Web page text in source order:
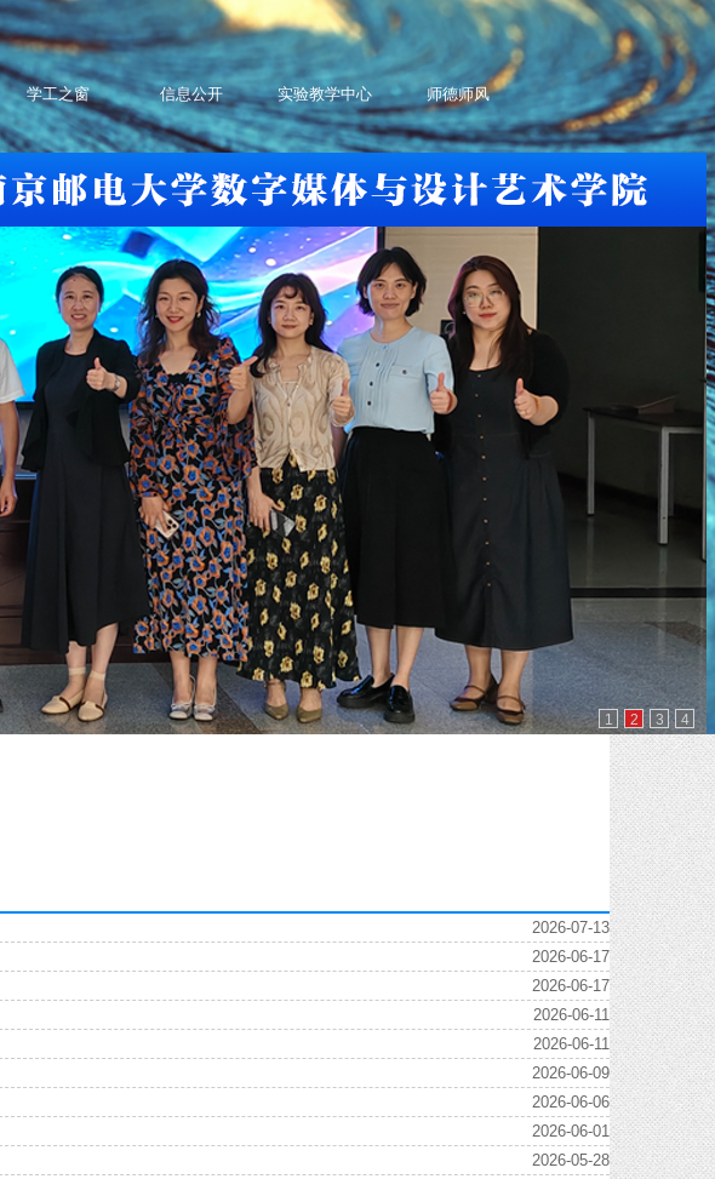
学工之窗 信息公开 实验教学中心 师德师风
1 2 3 4
2026-07-13
2026-06-17
2026-06-17
2026-06-11
2026-06-11
2026-06-09
2026-06-06
2026-06-01
2026-05-28